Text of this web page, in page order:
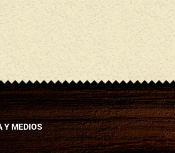
Y MEDIOS